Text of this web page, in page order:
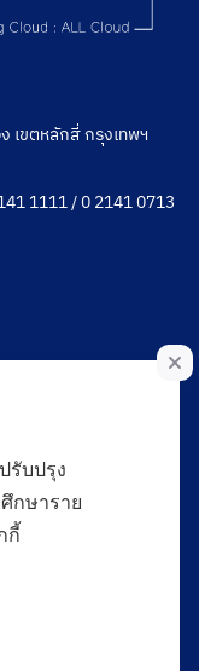
เขตหลักสี่ กรุงเทพฯ
1111 / 0 2141 0713
รับปรุง
กษาราย
กี้